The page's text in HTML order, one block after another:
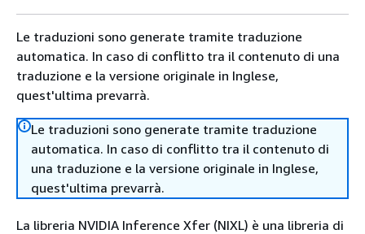
Le traduzioni sono generate tramite traduzione
automatica. In caso di conflitto tra il contenuto di una
traduzione e la versione originale in Inglese,
quest'ultima prevarrà.
Le traduzioni sono generate tramite traduzione
automatica. In caso di conflitto tra il contenuto di
una traduzione e la versione originale in Inglese,
quest'ultima prevarrà.
La libreria NVIDIA Inference Xfer (NIXL) è una libreria di